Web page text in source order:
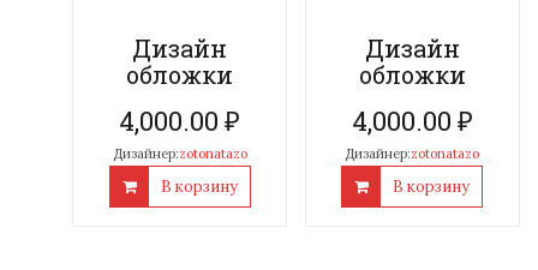
Дизайн
обложки
4,000.00₽
Дизайнер:zotonatazo
В корзину
Дизайн
обложки
4,000.00 ₽
Дизайнер:zotonatazo
В корзину